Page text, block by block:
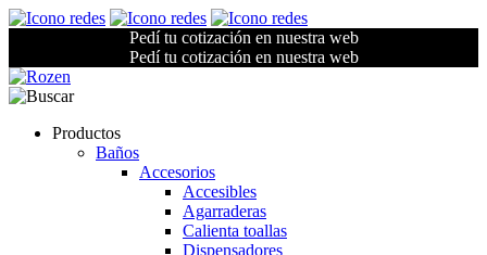
Pedí tu cotización en nuestra web
Pedí tu cotización en nuestra web
Productos
Baños
Accesorios
Accesibles
Agarraderas
Calienta toallas
Dispensadores